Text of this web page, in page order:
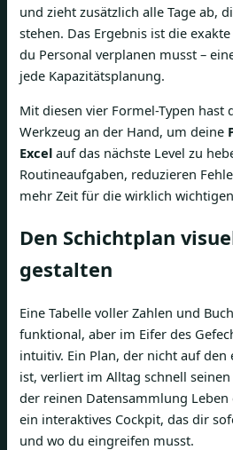
und zieht zusätzlich alle Tage ab,
stehen. Das Ergebnis ist die
du Personal verplanen musst –
jede Kapazitätsplanung.
Mit diesen vier Formel-Typen hast
Werkzeug an der Hand, um deine
Excel auf das nächste Level zu
Routineaufgaben, reduzieren
mehr Zeit für die wirklich
Den Schichtplan
gestalten
Eine Tabelle voller Zahlen und
funktional, aber im Eifer des
intuitiv. Ein Plan, der nicht auf den
ist, verliert im Alltag schnell
der reinen Datensammlung
ein interaktives Cockpit, das dir
und wo du eingreifen musst.